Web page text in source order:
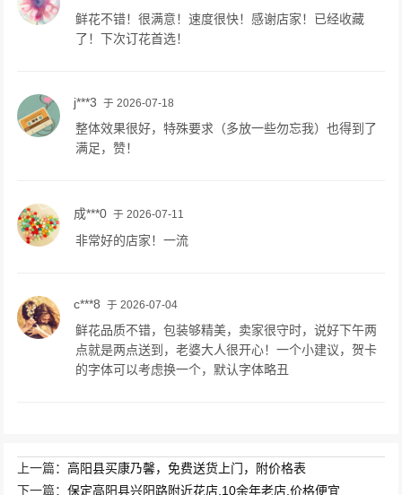
鲜花不错！很满意！速度很快！感谢店家！已经收藏
了！下次订花首选！
j***3 于 2026-07-18
整体效果很好，特殊要求（多放一些勿忘我）也得到了
满足，赞！
成***0 于 2026-07-11
非常好的店家！一流
c***8 于 2026-07-04
鲜花品质不错，包装够精美，卖家很守时，说好下午两
点就是两点送到，老婆大人很开心！一个小建议，贺卡
的字体可以考虑换一个，默认字体略丑
上一篇：高阳县买康乃馨，免费送货上门，附价格表
下一篇：保定高阳县兴阳路附近花店,10余年老店,价格便宜